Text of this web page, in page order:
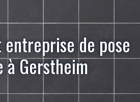
de pose
Gerstheim